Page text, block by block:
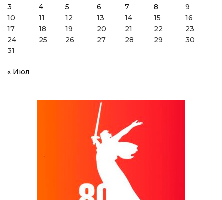
3
4 5 6 7 8
9
10
11 12 13 14 15
16
17
18 19 20 21 22
23
24
25 26 27 28 29
30
31
« Июл